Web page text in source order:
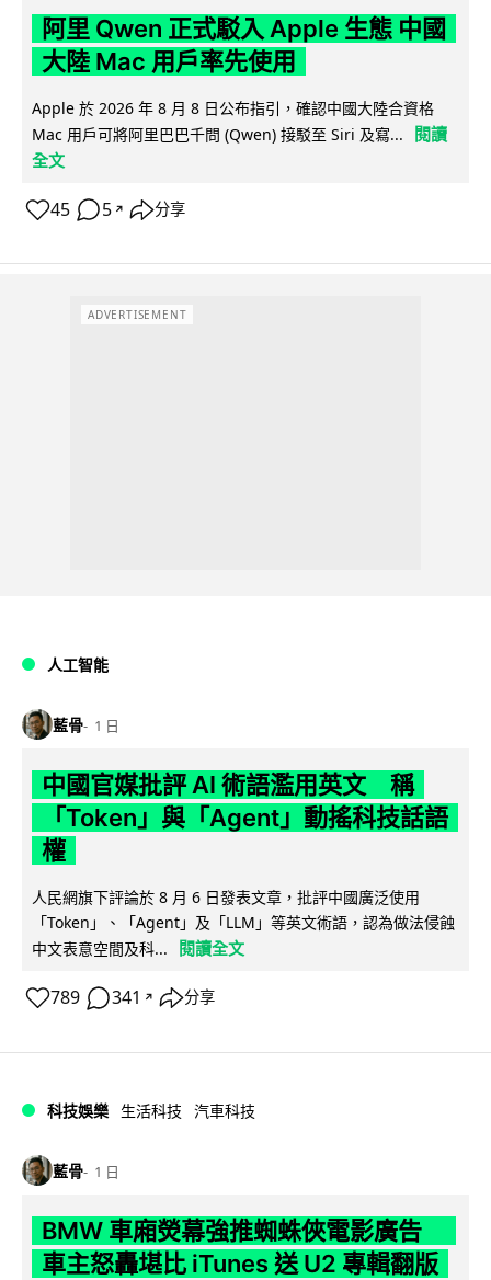
阿里 Qwen 正式駁入 Apple 生態 中國
大陸 Mac 用戶率先使用
Apple 於 2026 年 8 月 8 日公布指引，確認中國大陸合資格
Mac 用戶可將阿里巴巴千問 (Qwen) 接駁至 Siri 及寫...
閱讀
全文
45 5 ↗ 分享
ADVERTISEMENT
人工智能
藍骨 1 日
中國官媒批評 AI 術語濫用英文 稱
「Token」與「Agent」動搖科技話語
權
人民網旗下評論於 8 月 6 日發表文章，批評中國廣泛使用
「Token」、「Agent」及「LLM」等英文術語，認為做法侵蝕
中文表意空間及科...
閱讀全文
789 341 ↗ 分享
科技娛樂 生活科技 汽車科技
藍骨 1 日
BMW 車廂熒幕強推蜘蛛俠電影廣告
車主怒轟堪比 iTunes 送 U2 專輯翻版